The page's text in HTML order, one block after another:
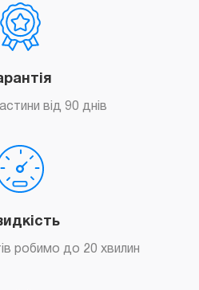
від 90 днів
робимо до 20 хвилин